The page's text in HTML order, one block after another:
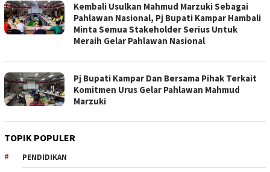
Kembali Usulkan Mahmud Marzuki Sebagai
Pahlawan Nasional, Pj Bupati Kampar Hambali
Minta Semua Stakeholder Serius Untuk
Meraih Gelar Pahlawan Nasional
Pj Bupati Kampar Dan Bersama Pihak Terkait
Komitmen Urus Gelar Pahlawan Mahmud
Marzuki
TOPIK POPULER
PENDIDIKAN